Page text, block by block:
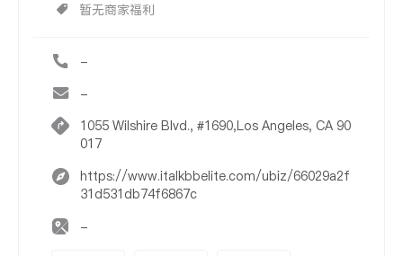
暂无商家福利
-
-
1055 Wilshire Blvd., #1690,Los Angeles, CA 90
017
https://www.italkbbelite.com/ubiz/66029a2f
31d531db74f6867c
-